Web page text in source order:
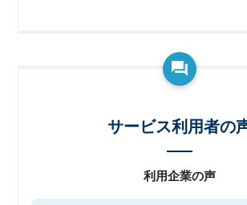
サービス利用者の
利用企業の声